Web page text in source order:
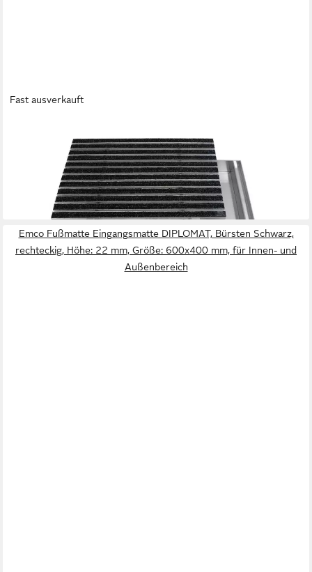
Fast ausverkauft
Fußmatte Eingangsmatte DIPLOMAT + Bodenwanne Aluminium,
Rips Anthrazit, rechteckig, Höhe: 75 mm, Größe: 750x500 mm,
für Innen- und überdachten Außenbereich
ab 449,90 €
lieferbar - in 2-3 Werktagen bei dir
Emco Fußmatte Eingangsmatte DIPLOMAT, Bürsten Schwarz,
rechteckig, Höhe: 22 mm, Größe: 600x400 mm, für Innen- und
Außenbereich